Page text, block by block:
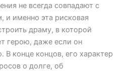
не всегда совпадают с
именно эта рисковая
драму, в которой
герою, даже если он
В конце концов, его характер
о долге, об